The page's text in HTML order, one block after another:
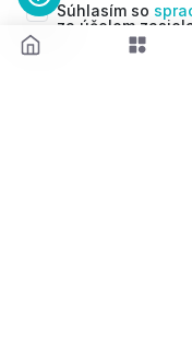
Súhlasím so
za účelom
(newsletterov) v
Nariadenia